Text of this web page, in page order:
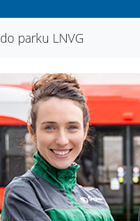
parku LNVG